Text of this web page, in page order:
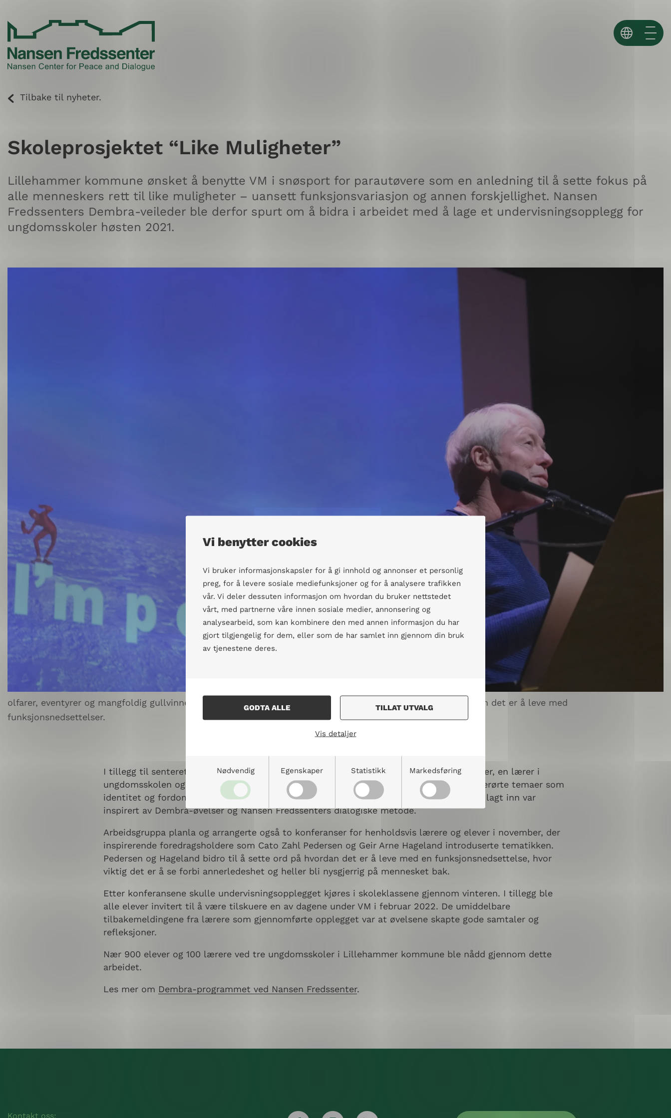
Vi benytter cookies
Vi bruker informasjonskapsler for å gi innhold og annonser et personlig
preg, for å levere sosiale mediefunksjoner og for å analysere trafikken
vår. Vi deler dessuten informasjon om hvordan du bruker nettstedet
vårt, med partnerne våre innen sosiale medier, annonsering og
analysearbeid, som kan kombinere den med annen informasjon du har
gjort tilgjengelig for dem, eller som de har samlet inn gjennom din bruk
av tjenestene deres.
GODTA ALLE TILLAT UTVALG
Vis detaljer
Nødvendig Egenskaper Statistikk Markedsføring
content
Tilbake til nyheter.
Skoleprosjektet “Like Muligheter”
Lillehammer kommune ønsket å benytte VM i snøsport for parautøvere som en anledning til å sette fokus på
alle menneskers rett til like muligheter – uansett funksjonsvariasjon og annen forskjellighet. Nansen
Fredssenters Dembra-veileder ble derfor spurt om å bidra i arbeidet med å lage et undervisningsopplegg for
ungdomsskoler høsten 2021.
olfarer, eventyrer og mangfoldig gullvinner i Paralympics, Cato Zahl Pedersen, fortalte sin historie om hvordan det er å leve med
funksjonsnedsettelser.
I tillegg til senterets Dembra-veileder bestod arbeidsgruppa av skolesjefen i Lillehammer, en lærer i
ungdomsskolen og en prosjektleder i arrangørstaben for VM. Undervisningsopplegget berørte temaer som
identitet og fordommer, diskriminering, og inkludering og fellesskap. Øvelsene som ble lagt inn var
inspirert av Dembra-øvelser og Nansen Fredssenters dialogiske metode.
Arbeidsgruppa planla og arrangerte også to konferanser for henholdsvis lærere og elever i november, der
inspirerende foredragsholdere som Cato Zahl Pedersen og Geir Arne Hageland introduserte tematikken.
Pedersen og Hageland bidro til å sette ord på hvordan det er å leve med en funksjonsnedsettelse, hvor
viktig det er å se forbi annerledeshet og heller bli nysgjerrig på mennesket bak.
Etter konferansene skulle undervisningsopplegget kjøres i skoleklassene gjennom vinteren. I tillegg ble
alle elever invitert til å være tilskuere en av dagene under VM i februar 2022. De umiddelbare
tilbakemeldingene fra lærere som gjennomførte opplegget var at øvelsene skapte gode samtaler og
refleksjoner.
Nær 900 elever og 100 lærere ved tre ungdomsskoler i Lillehammer kommune ble nådd gjennom dette
arbeidet.
Les mer om Dembra-programmet ved Nansen Fredssenter.
Kontakt oss: